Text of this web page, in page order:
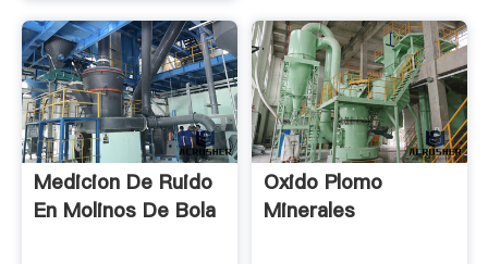
Medicion De Ruido
En Molinos De Bola
Oxido Plomo
Minerales